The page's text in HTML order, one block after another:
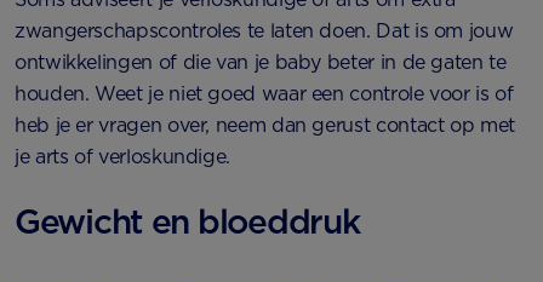
zwangerschapscontroles te laten doen. Dat is om jouw
ontwikkelingen of die van je baby beter in de gaten te
houden. Weet je niet goed waar een controle voor is of
heb je er vragen over, neem dan gerust contact op met
je arts of verloskundige.
Gewicht en bloeddruk